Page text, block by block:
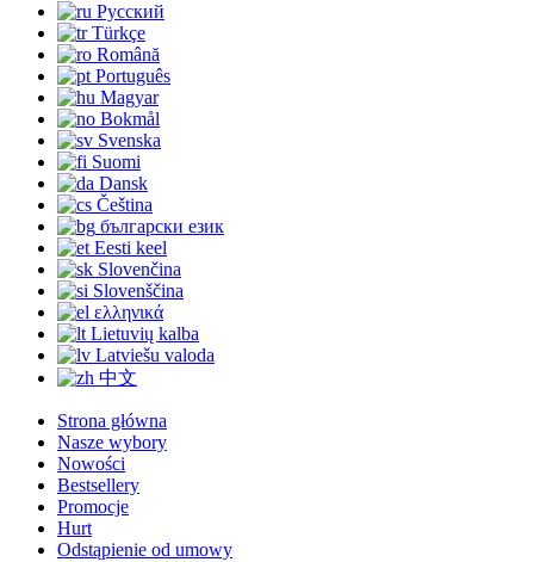
Русский
Türkçe
Română
Português
Magyar
Bokmål
Svenska
Suomi
Dansk
Čeština
български език
Eesti keel
Slovenčina
Slovenščina
ελληνικά
Lietuvių kalba
Latviešu valoda
中文
Strona główna
Nasze wybory
Nowości
Bestsellery
Promocje
Hurt
Odstąpienie od umowy